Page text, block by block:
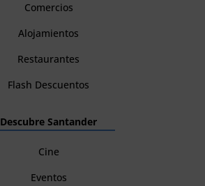
Comercios
Alojamientos
Restaurantes
Flash Descuentos
Descubre Santander
Cine
Eventos